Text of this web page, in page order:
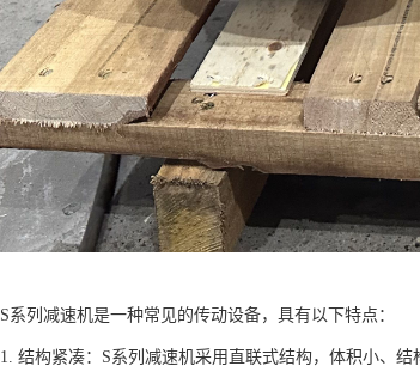
S系列减速机是一种常见的传动设备，具有以下特点：
1. 结构紧凑：S系列减速机采用直联式结构，体积小、结